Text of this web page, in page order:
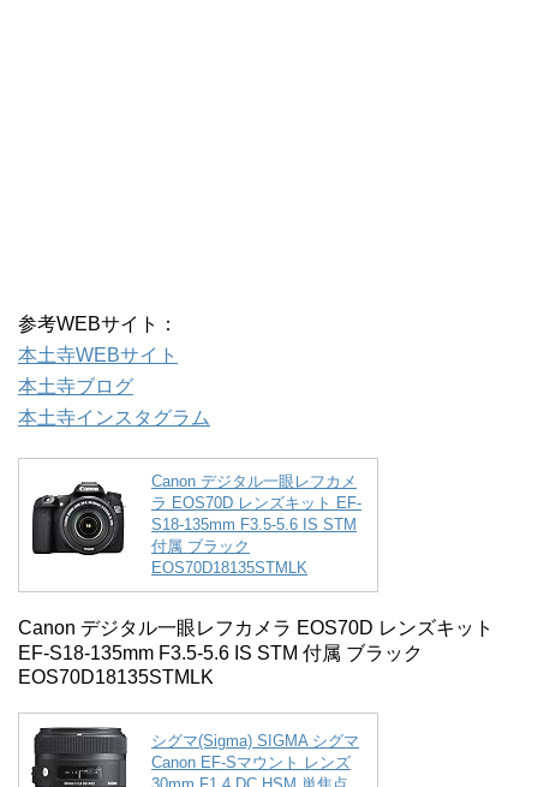
参考WEBサイト：
本土寺WEBサイト
本土寺ブログ
本土寺インスタグラム
Canon デジタル一眼レフカメ
ラ EOS70D レンズキット EF-
S18-135mm F3.5-5.6 IS STM
付属 ブラック
EOS70D18135STMLK
Canon デジタル一眼レフカメラ EOS70D レンズキット
EF-S18-135mm F3.5-5.6 IS STM 付属 ブラック
EOS70D18135STMLK
シグマ(Sigma) SIGMA シグマ
Canon EF-Sマウント レンズ